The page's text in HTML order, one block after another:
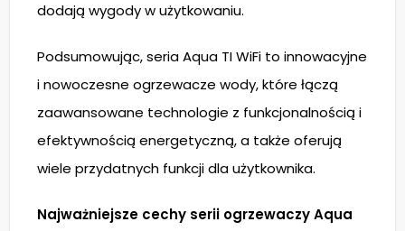
dodają wygody w użytkowaniu.
Podsumowując, seria Aqua TI WiFi to innowacyjne
i nowoczesne ogrzewacze wody, które łączą
zaawansowane technologie z funkcjonalnością i
efektywnością energetyczną, a także oferują
wiele przydatnych funkcji dla użytkownika.
Najważniejsze cechy serii ogrzewaczy Aqua